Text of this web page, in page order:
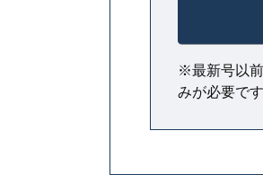
※最新号以
みが必要です